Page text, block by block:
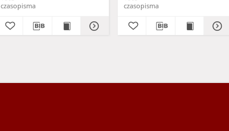
czasopisma
czasopisma